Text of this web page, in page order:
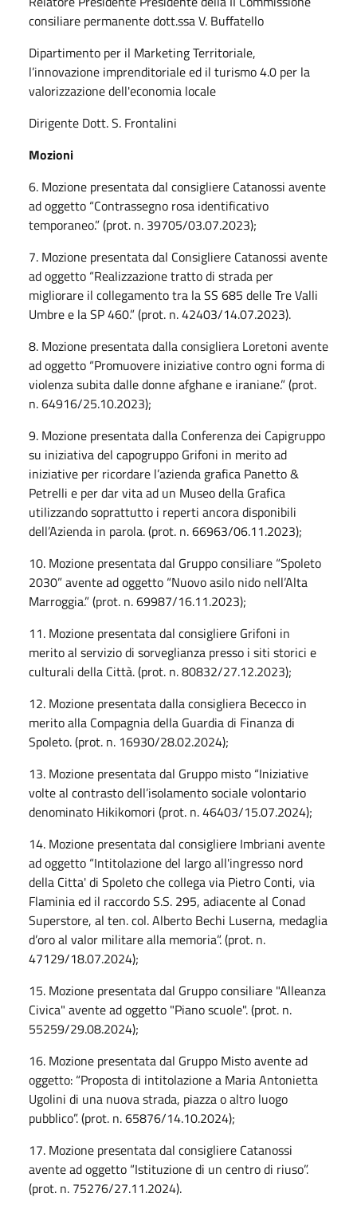
consiliare permanente dott.ssa V. Buffatello
Dipartimento per il Marketing Territoriale,
l’innovazione imprenditoriale ed il turismo 4.0 per la
valorizzazione dell'economia locale
Dirigente Dott. S. Frontalini
Mozioni
6. Mozione presentata dal consigliere Catanossi avente
ad oggetto “Contrassegno rosa identificativo
temporaneo.” (prot. n. 39705/03.07.2023);
7. Mozione presentata dal Consigliere Catanossi avente
ad oggetto “Realizzazione tratto di strada per
migliorare il collegamento tra la SS 685 delle Tre Valli
Umbre e la SP 460.” (prot. n. 42403/14.07.2023).
8. Mozione presentata dalla consigliera Loretoni avente
ad oggetto “Promuovere iniziative contro ogni forma di
violenza subita dalle donne afghane e iraniane.” (prot.
n. 64916/25.10.2023);
9. Mozione presentata dalla Conferenza dei Capigruppo
su iniziativa del capogruppo Grifoni in merito ad
iniziative per ricordare l’azienda grafica Panetto &
Petrelli e per dar vita ad un Museo della Grafica
utilizzando soprattutto i reperti ancora disponibili
dell’Azienda in parola. (prot. n. 66963/06.11.2023);
10. Mozione presentata dal Gruppo consiliare “Spoleto
2030” avente ad oggetto “Nuovo asilo nido nell’Alta
Marroggia.” (prot. n. 69987/16.11.2023);
11. Mozione presentata dal consigliere Grifoni in
merito al servizio di sorveglianza presso i siti storici e
culturali della Città. (prot. n. 80832/27.12.2023);
12. Mozione presentata dalla consigliera Bececco in
merito alla Compagnia della Guardia di Finanza di
Spoleto. (prot. n. 16930/28.02.2024);
13. Mozione presentata dal Gruppo misto “Iniziative
volte al contrasto dell’isolamento sociale volontario
denominato Hikikomori (prot. n. 46403/15.07.2024);
14. Mozione presentata dal consigliere Imbriani avente
ad oggetto “Intitolazione del largo all'ingresso nord
della Citta' di Spoleto che collega via Pietro Conti, via
Flaminia ed il raccordo S.S. 295, adiacente al Conad
Superstore, al ten. col. Alberto Bechi Luserna, medaglia
d’oro al valor militare alla memoria”. (prot. n.
47129/18.07.2024);
15. Mozione presentata dal Gruppo consiliare "Alleanza
Civica" avente ad oggetto "Piano scuole". (prot. n.
55259/29.08.2024);
16. Mozione presentata dal Gruppo Misto avente ad
oggetto: “Proposta di intitolazione a Maria Antonietta
Ugolini di una nuova strada, piazza o altro luogo
pubblico”. (prot. n. 65876/14.10.2024);
17. Mozione presentata dal consigliere Catanossi
avente ad oggetto “Istituzione di un centro di riuso”.
(prot. n. 75276/27.11.2024).